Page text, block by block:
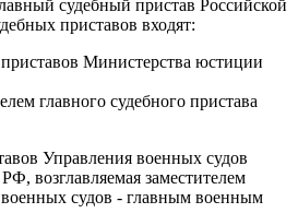
судебный пристав Российской
приставов входят:
Министерства юстиции
главного судебного пристава
Управления военных судов
возглавляемая заместителем
судов - главным военным